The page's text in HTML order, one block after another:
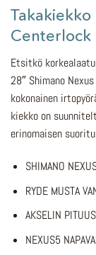
Takakiekko
Centerlock
Etsitkö
28″ Shimano
kokonainen
kiekko on
erinomaisen
SHIMANO
RYDE MUSTA
AKSELIN
NEXUS5